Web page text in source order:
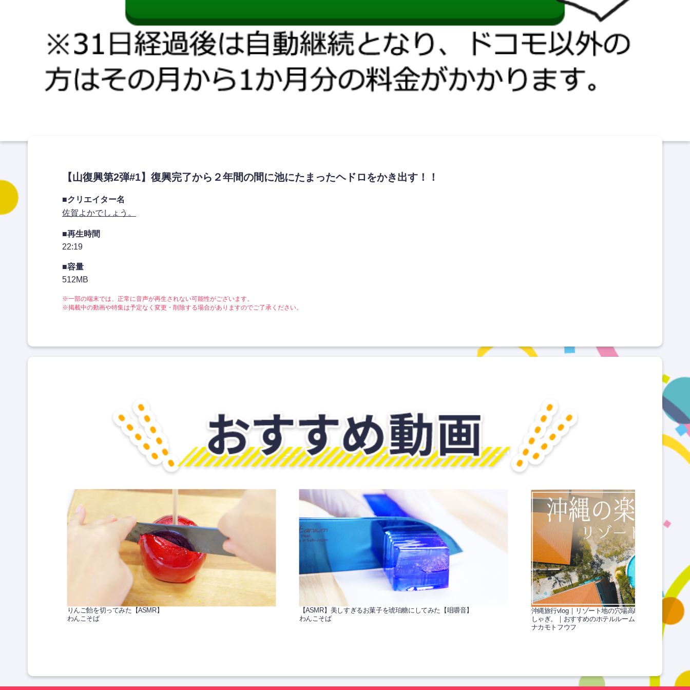
【山復興第2弾#1】復興完了から２年間の間に池にたまったヘドロをかき出す！！
■クリエイター名
佐賀よかでしょう。
■再生時間
22:19
■容量
512MB
※一部の端末では、正常に音声が再生されない可能性がございます。
※掲載中の動画や特集は予定なく変更・削除する場合がありますのでご了承ください。
りんご飴を切ってみた【ASMR】
わんこそば
【ASMR】美しすぎるお菓子を琥珀糖にしてみた【咀嚼音】
わんこそば
沖縄旅行vlog｜リゾート地の穴場高級ホテルが凄すぎ
しゃぎ。｜おすすめのホテルルームツアー。
ナカモトフウフ